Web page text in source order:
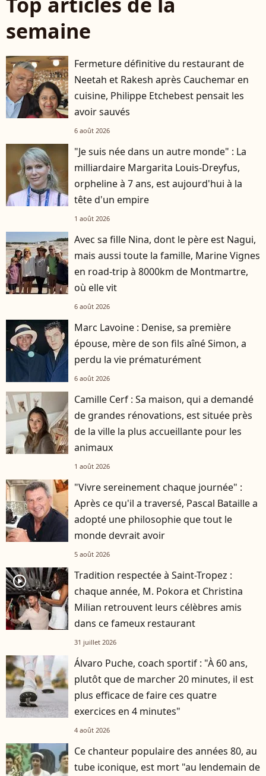
semaine
Fermeture définitive du restaurant de
Neetah et Rakesh après Cauchemar en
cuisine, Philippe Etchebest pensait les
avoir sauvés
6 août 2026
"Je suis née dans un autre monde" : La
milliardaire Margarita Louis-Dreyfus,
orpheline à 7 ans, est aujourd'hui à la
tête d'un empire
1 août 2026
Avec sa fille Nina, dont le père est Nagui,
mais aussi toute la famille, Marine Vignes
en road-trip à 8000km de Montmartre,
où elle vit
6 août 2026
Marc Lavoine : Denise, sa première
épouse, mère de son fils aîné Simon, a
perdu la vie prématurément
6 août 2026
Camille Cerf : Sa maison, qui a demandé
de grandes rénovations, est située près
de la ville la plus accueillante pour les
animaux
1 août 2026
"Vivre sereinement chaque journée" :
Après ce qu'il a traversé, Pascal Bataille a
adopté une philosophie que tout le
monde devrait avoir
5 août 2026
player2
Tradition respectée à Saint-Tropez :
chaque année, M. Pokora et Christina
Milian retrouvent leurs célèbres amis
dans ce fameux restaurant
31 juillet 2026
Álvaro Puche, coach sportif : "À 60 ans,
plutôt que de marcher 20 minutes, il est
plus efficace de faire ces quatre
exercices en 4 minutes"
4 août 2026
Ce chanteur populaire des années 80, au
tube iconique, est mort "au lendemain de